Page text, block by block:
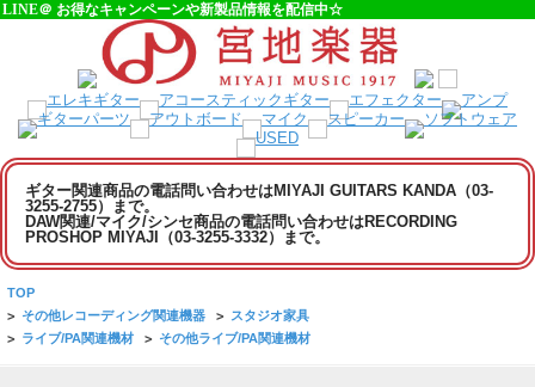
LINE＠ お得なキャンペーンや新製品情報を配信中☆
ギター関連商品の電話問い合わせはMIYAJI GUITARS KANDA（03-
3255-2755）まで。
DAW関連/マイク/シンセ商品の電話問い合わせはRECORDING
PROSHOP MIYAJI（03-3255-3332）まで。
TOP
> その他レコーディング関連機器 > スタジオ家具
> ライブ/PA関連機材 > その他ライブ/PA関連機材